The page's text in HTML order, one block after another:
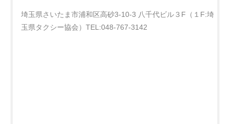
埼玉県さいたま市浦和区高砂3-10-3 八千代ビル３F（１F:埼
玉県タクシー協会）TEL:048-767-3142